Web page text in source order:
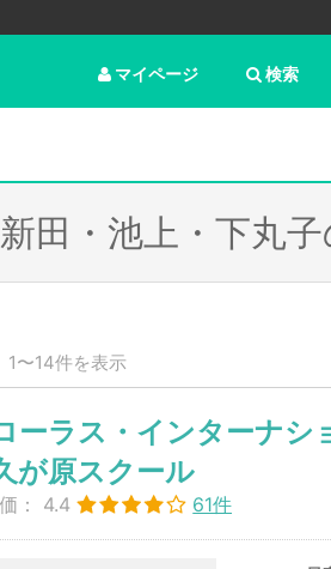
検索
マイページ
田・池上・下丸
1〜14件を表示
ーラス・インターナシ
が原スクール
： 4.4 61件